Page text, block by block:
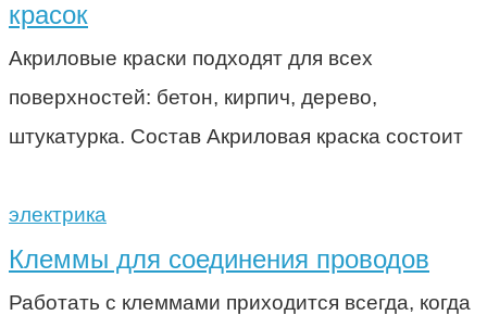
красок
Акриловые краски подходят для всех
поверхностей: бетон, кирпич, дерево,
штукатурка. Состав Акриловая краска состоит
электрика
Клеммы для соединения проводов
Работать с клеммами приходится всегда, когда